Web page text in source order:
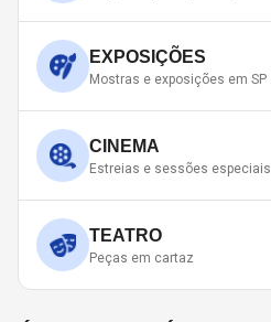
EXPOSIÇÕES
Mostras e exposições em SP
CINEMA
Estreias e sessões especiais
TEATRO
Peças em cartaz